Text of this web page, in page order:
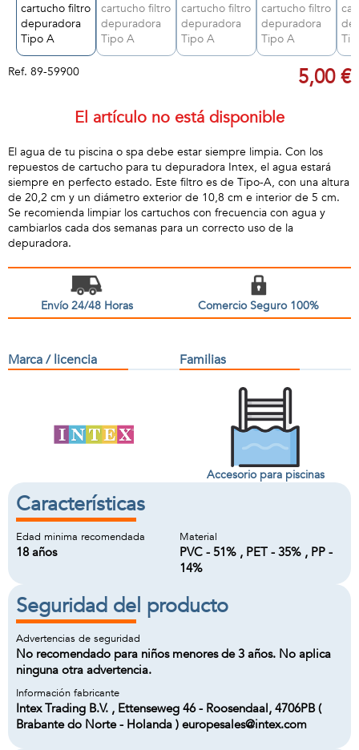
Ref. 89-59900 5,00 €
El artículo no está disponible
El agua de tu piscina o spa debe estar siempre limpia. Con los
repuestos de cartucho para tu depuradora Intex, el agua estará
siempre en perfecto estado. Este filtro es de Tipo-A, con una altura
de 20,2 cm y un diámetro exterior de 10,8 cm e interior de 5 cm.
Se recomienda limpiar los cartuchos con frecuencia con agua y
cambiarlos cada dos semanas para un correcto uso de la
depuradora.
Envío 24/48 Horas Comercio Seguro 100%
Marca / licencia Familias
Accesorio para piscinas
Características
Edad minima recomendada
18 años
Material
PVC - 51% , PET - 35% , PP -
14%
Seguridad del producto
Advertencias de seguridad
No recomendado para niños menores de 3 años. No aplica
ninguna otra advertencia.
Información fabricante
Intex Trading B.V. , Ettenseweg 46 - Roosendaal, 4706PB (
Brabante do Norte - Holanda ) europesales@intex.com